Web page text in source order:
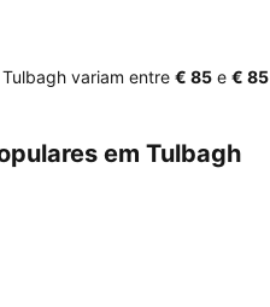
variam entre ‎€ 85 e ‎€ 85
em Tulbagh